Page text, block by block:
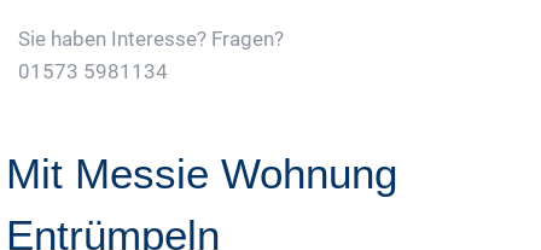
Sie haben Interesse? Fragen?
01573 5981134
Mit Messie Wohnung
Entrümpeln